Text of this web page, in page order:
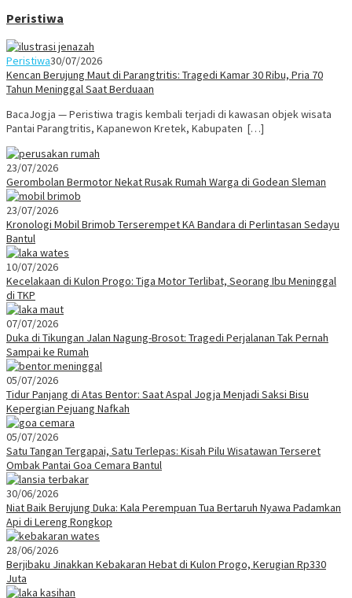
Peristiwa
Peristiwa30/07/2026
Kencan Berujung Maut di Parangtritis: Tragedi Kamar 30 Ribu, Pria 70
Tahun Meninggal Saat Berduaan
BacaJogja — Peristiwa tragis kembali terjadi di kawasan objek wisata
Pantai Parangtritis, Kapanewon Kretek, Kabupaten […]
23/07/2026
Gerombolan Bermotor Nekat Rusak Rumah Warga di Godean Sleman
23/07/2026
Kronologi Mobil Brimob Terserempet KA Bandara di Perlintasan Sedayu
Bantul
10/07/2026
Kecelakaan di Kulon Progo: Tiga Motor Terlibat, Seorang Ibu Meninggal
di TKP
07/07/2026
Duka di Tikungan Jalan Nagung-Brosot: Tragedi Perjalanan Tak Pernah
Sampai ke Rumah
05/07/2026
Tidur Panjang di Atas Bentor: Saat Aspal Jogja Menjadi Saksi Bisu
Kepergian Pejuang Nafkah
05/07/2026
Satu Tangan Tergapai, Satu Terlepas: Kisah Pilu Wisatawan Terseret
Ombak Pantai Goa Cemara Bantul
30/06/2026
Niat Baik Berujung Duka: Kala Perempuan Tua Bertaruh Nyawa Padamkan
Api di Lereng Rongkop
28/06/2026
Berjibaku Jinakkan Kebakaran Hebat di Kulon Progo, Kerugian Rp330
Juta